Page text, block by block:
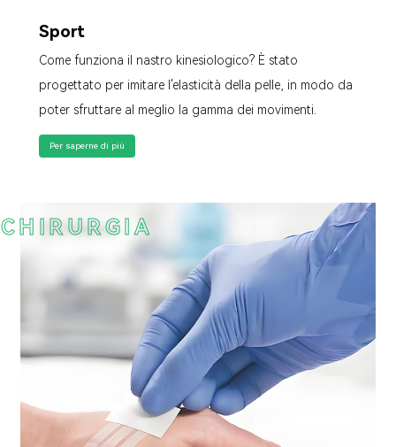
Sport
Come funziona il nastro kinesiologico? È stato
progettato per imitare l'elasticità della pelle, in modo da
poter sfruttare al meglio la gamma dei movimenti.
Per saperne di più
CHIRURGIA